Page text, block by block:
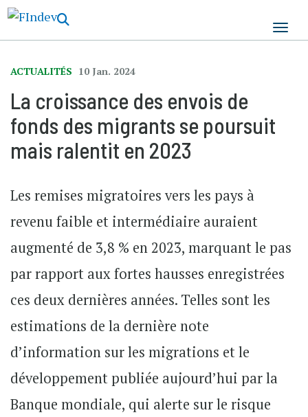
ACTUALITÉS 10 Jan. 2024
La croissance des envois de
fonds des migrants se poursuit
mais ralentit en 2023
Les remises migratoires vers les pays à
revenu faible et intermédiaire auraient
augmenté de 3,8 % en 2023, marquant le pas
par rapport aux fortes hausses enregistrées
ces deux dernières années. Telles sont les
estimations de la dernière note
d’information sur les migrations et le
développement publiée aujourd’hui par la
Banque mondiale, qui alerte sur le risque